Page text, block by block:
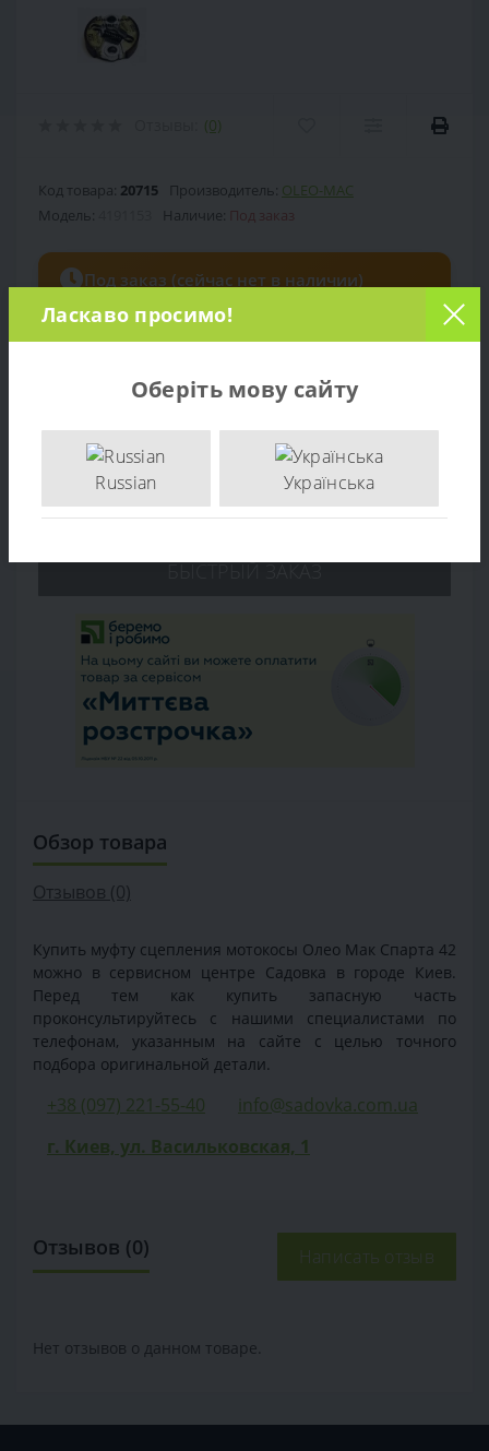
(0)
Код товара: 20715 Производитель: OLEO-MAC
Модель:
Наличие: Под заказ
Под заказ (сейчас нет в наличии)
0 грн.
Количество:
+
В КОРЗИНУ
БЫСТРЫЙ ЗАКАЗ
Обзор товара
Отзывов (0)
Купить муфту сцепления мотокосы Олео Мак Спарта 42
можно в сервисном центре Садовка в городе Киев.
Перед тем как купить запасную часть
проконсультируйтесь с нашими специалистами по
телефонам, указанным на сайте с целью точного
подбора оригинальной детали.
+38 (097) 221-55-40
info@sadovka.com.ua
г. Киев, ул. Васильковская, 1
Отзывов (0) Написать отзыв
Нет отзывов о данном товаре.
Ласкаво просимо!
Оберіть мову сайту
Russian Українська